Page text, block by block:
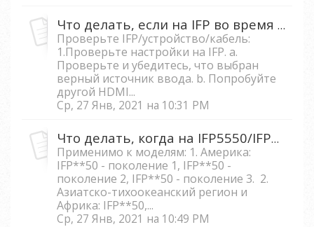
Что делать, если на IFP во время подключения к внешнему устройству появляется сообщение об ошибке «Сигнал отсутствует»?
Проверьте IFP/устройство/кабель:
1.Проверьте настройки на IFP. a.
Проверьте и убедитесь, что выбран
верный источник ввода. b. Попробуйте
другой HDMI...
Ср, 27 Янв, 2021 на 10:31 PM
Что делать, когда на IFP5550/IFP6550/IFP 7550/IFP8650 появляется сообщение «Устройство заблокировано. Для разблокировки, пожалуйста, используйте U диск»?
Применимо к моделям: 1. Америка:
IFP**50 - поколение 1, IFP**50 -
поколение 2, IFP**50 - поколение 3. 2.
Азиатско-тихоокеанский регион и
Африка: IFP**50,...
Ср, 27 Янв, 2021 на 10:49 PM